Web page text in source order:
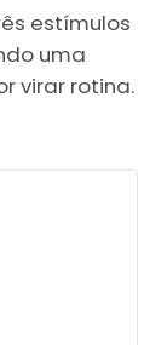
estímulos
uma
virar rotina.